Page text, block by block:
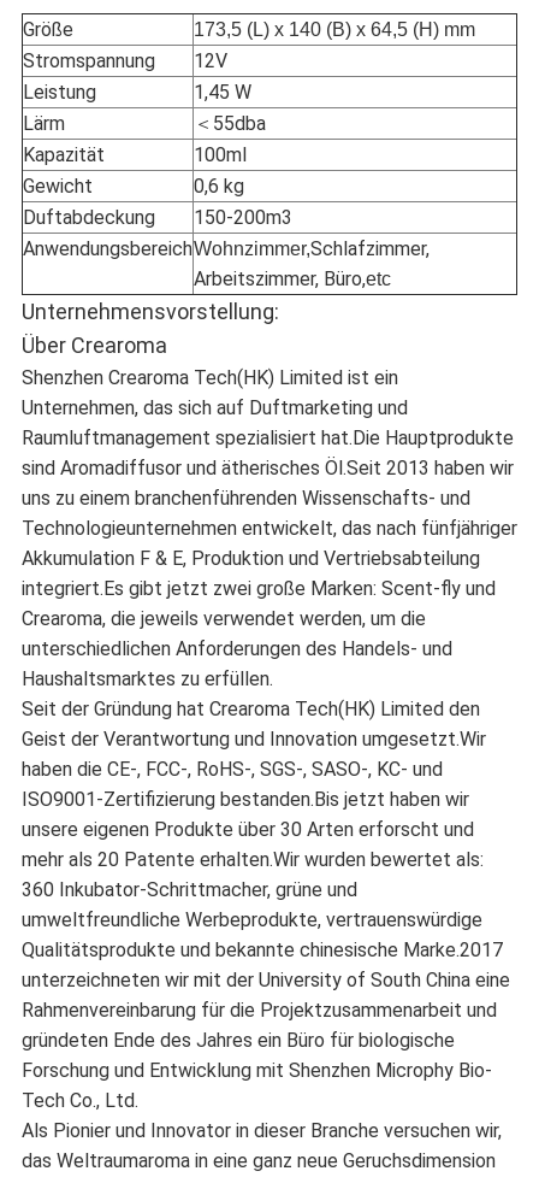
Größe 173,5 (L) x 140 (B) x 64,5 (H) mm
Stromspannung
12V
Leistung
1,45 W
Lärm
＜55dba
Kapazität
100ml
Gewicht
0,6 kg
Duftabdeckung
150-200m3
AnwendungsbereichWohnzimmer,Schlafzimmer,
Arbeitszimmer, Büro,etc
Unternehmensvorstellung:
Über Crearoma
Shenzhen Crearoma Tech(HK) Limited ist ein
Unternehmen, das sich auf Duftmarketing und
Raumluftmanagement spezialisiert hat.Die Hauptprodukte
sind Aromadiffusor und ätherisches Öl.Seit 2013 haben wir
uns zu einem branchenführenden Wissenschafts- und
Technologieunternehmen entwickelt, das nach fünfjähriger
Akkumulation F & E, Produktion und Vertriebsabteilung
integriert.Es gibt jetzt zwei große Marken: Scent-fly und
Crearoma, die jeweils verwendet werden, um die
unterschiedlichen Anforderungen des Handels- und
Haushaltsmarktes zu erfüllen.
Seit der Gründung hat Crearoma Tech(HK) Limited den
Geist der Verantwortung und Innovation umgesetzt.Wir
haben die CE-, FCC-, RoHS-, SGS-, SASO-, KC- und
ISO9001-Zertifizierung bestanden.Bis jetzt haben wir
unsere eigenen Produkte über 30 Arten erforscht und
mehr als 20 Patente erhalten.Wir wurden bewertet als:
360 Inkubator-Schrittmacher, grüne und
umweltfreundliche Werbeprodukte, vertrauenswürdige
Qualitätsprodukte und bekannte chinesische Marke.2017
unterzeichneten wir mit der University of South China eine
Rahmenvereinbarung für die Projektzusammenarbeit und
gründeten Ende des Jahres ein Büro für biologische
Forschung und Entwicklung mit Shenzhen Microphy Bio-
Tech Co., Ltd.
Als Pionier und Innovator in dieser Branche versuchen wir,
das Weltraumaroma in eine ganz neue Geruchsdimension